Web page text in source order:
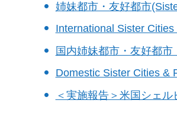
姉妹都市・友好都市
International Sister
国内姉妹都市・友好都市
Domestic Sister Cities &
＜実施報告＞米国シェ